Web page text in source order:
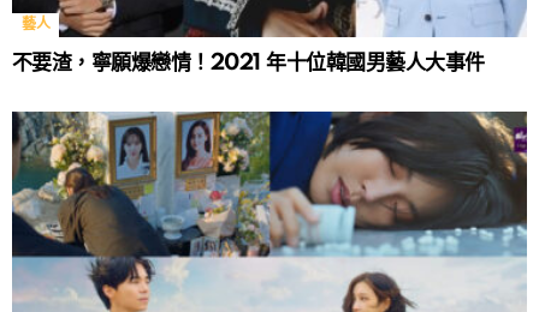
藝人
不要渣，寧願爆戀情！2021 年十位韓國男藝人大事件